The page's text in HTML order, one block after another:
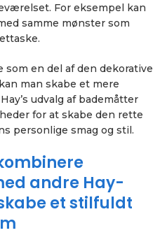
For eksempel kan
samme mønster som
som en del af den dekorative
man skabe et mere
udvalg af bademåtter
for at skabe den rette
personlige smag og stil.
andre Hay-
et stilfuldt